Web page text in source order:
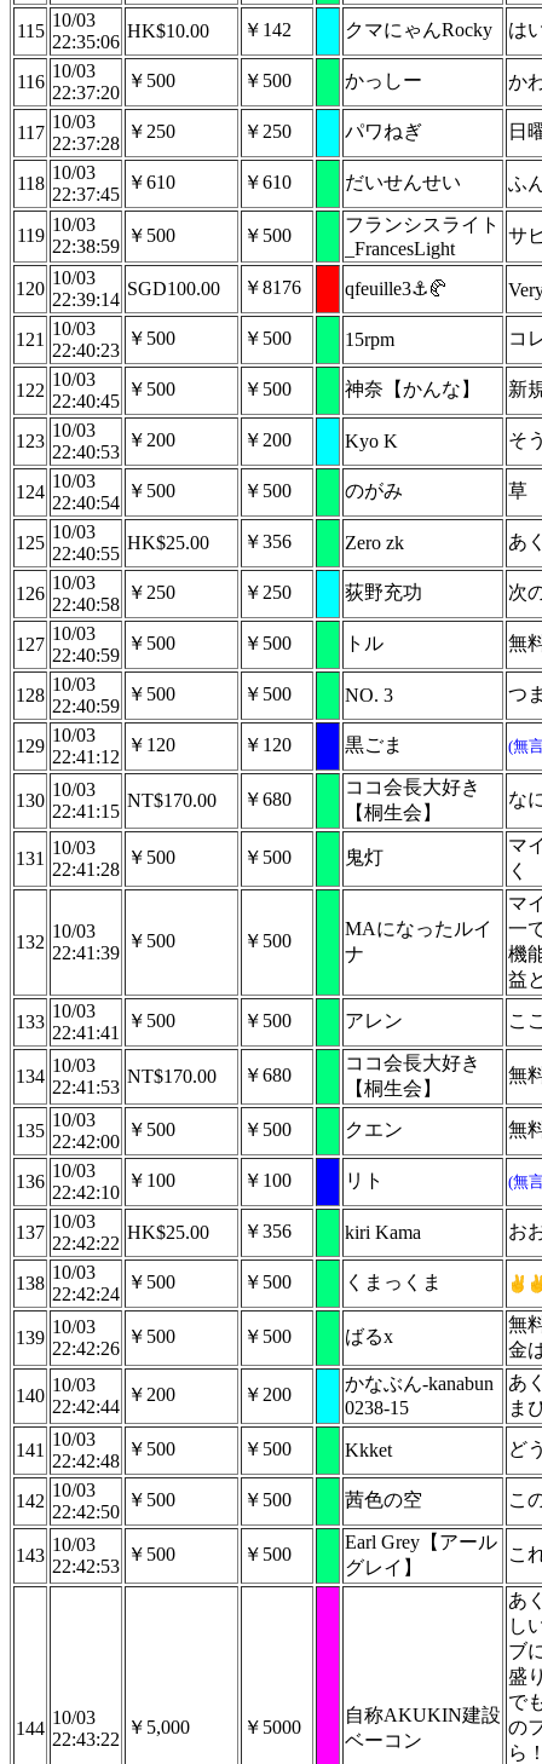
115
10/03
22:35:06
HK$10.00 ￥142 クマにゃんRocky は
116
10/03
22:37:20
￥500 ￥500 かっしー か
117
10/03
22:37:28
￥250 ￥250 パワねぎ 日
118
10/03
22:37:45
￥610 ￥610 だいせんせい ふ
119
10/03
22:38:59
￥500 ￥500
フランシスライト
_FrancesLight
サ
120
10/03
22:39:14
SGD100.00 ￥8176 qfeuille3⚓🥐
121
10/03
22:40:23
￥500 ￥500 15rpm コ
122
10/03
22:40:45
￥500 ￥500 神奈【かんな】 新
123
10/03
22:40:53
￥200 ￥200 Kyo K そ
124
10/03
22:40:54
￥500 ￥500 のがみ 草
125
10/03
22:40:55
HK$25.00 ￥356 Zero zk あ
126
10/03
22:40:58
￥250 ￥250 荻野充功 次
127
10/03
22:40:59
￥500 ￥500 トル 無
128
10/03
22:40:59
￥500 ￥500 NO. 3 つ
129
10/03
22:41:12
￥120 ￥120 黒ごま (無
130
10/03
22:41:15
NT$170.00 ￥680
ココ会長大好き
【桐生会】
な
131
10/03
22:41:28
￥500 ￥500 鬼灯
マ
く
132
10/03
22:41:39
￥500 ￥500
MAになったルイ
ナ
マ
一
機
益
133
10/03
22:41:41
￥500 ￥500 アレン こ
134
10/03
22:41:53
NT$170.00 ￥680
ココ会長大好き
【桐生会】
無
135
10/03
22:42:00
￥500 ￥500 クエン 無
136
10/03
22:42:10
￥100 ￥100 リト (無
137
10/03
22:42:22
HK$25.00 ￥356 kiri Kama お
138
10/03
22:42:24
￥500 ￥500 くまっくま
139
10/03
22:42:26
￥500 ￥500 ばるx
無
金
140
10/03
22:42:44
￥200 ￥200
かなぶん-kanabun
0238-15
あ
ま
141
10/03
22:42:48
￥500 ￥500 Kkket ど
142
10/03
22:42:50
￥500 ￥500 茜色の空 こ
143
10/03
22:42:53
￥500 ￥500
Earl Grey【アール
グレイ】
こ
144
10/03
22:43:22
￥5,000 ￥5000
自称AKUKIN建設
ベーコン
あ
し
ブ
盛
で
の
ら